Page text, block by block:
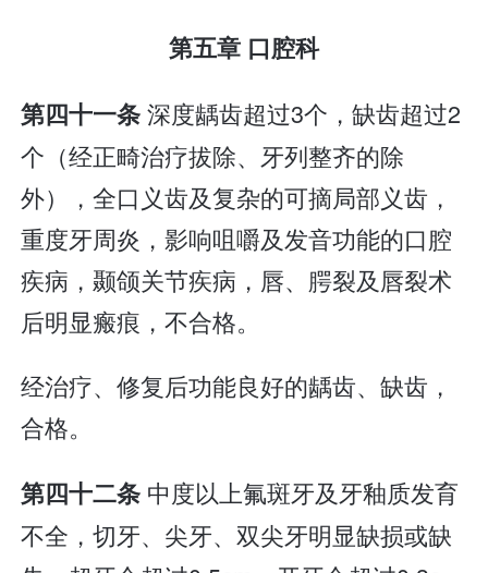
第五章 口腔科
第四十一条深度龋齿超过3个，缺齿超过2
个（经正畸治疗拔除、牙列整齐的除
外），全口义齿及复杂的可摘局部义齿，
重度牙周炎，影响咀嚼及发音功能的口腔
疾病，颞颌关节疾病，唇、腭裂及唇裂术
后明显瘢痕，不合格。
经治疗、修复后功能良好的龋齿、缺齿，
合格。
第四十二条 中度以上氟斑牙及牙釉质发育
不全，切牙、尖牙、双尖牙明显缺损或缺